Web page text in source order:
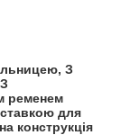
З
ременем
для
конструкція